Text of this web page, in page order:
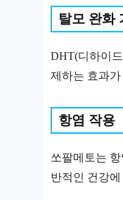
탈모 완화
DHT(디하이
제하는 효과
항염 작용
쏘팔메토는
반적인 건강